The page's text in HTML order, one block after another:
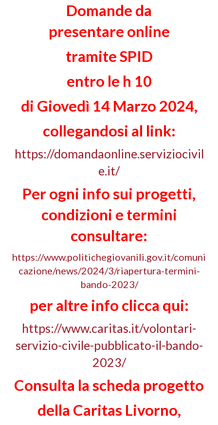
Domande da
presentare online
tramite SPID
entro le h 10
di Giovedì 14 Marzo 2024,
collegandosi al link:
https://domandaonline.serviziocivil
e.it/
Per ogni info sui progetti,
condizioni e termini
consultare:
https://www.politichegiovanili.gov.it/comuni
cazione/news/2024/3/riapertura-termini-
bando-2023/
per altre info clicca qui:
https://www.caritas.it/volontari-
servizio-civile-pubblicato-il-bando-
2023/
Consulta la scheda progetto
della Caritas Livorno,